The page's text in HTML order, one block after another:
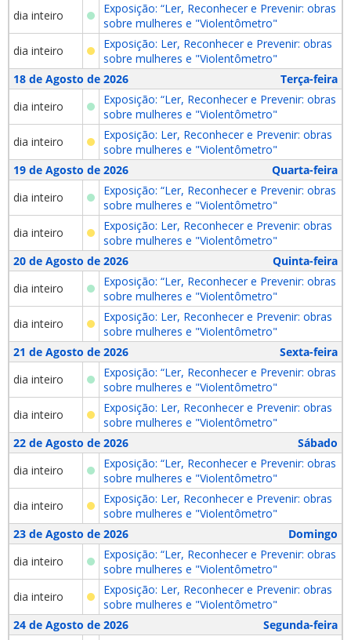
dia inteiro
Exposição: “Ler, Reconhecer e Prevenir: obras
sobre mulheres e "Violentômetro"
dia inteiro
Exposição: Ler, Reconhecer e Prevenir: obras
sobre mulheres e "Violentômetro"
18 de Agosto de 2026
Terça-feira
dia inteiro
Exposição: “Ler, Reconhecer e Prevenir: obras
sobre mulheres e "Violentômetro"
dia inteiro
Exposição: Ler, Reconhecer e Prevenir: obras
sobre mulheres e "Violentômetro"
19 de Agosto de 2026
Quarta-feira
dia inteiro
Exposição: “Ler, Reconhecer e Prevenir: obras
sobre mulheres e "Violentômetro"
dia inteiro
Exposição: Ler, Reconhecer e Prevenir: obras
sobre mulheres e "Violentômetro"
20 de Agosto de 2026
Quinta-feira
dia inteiro
Exposição: “Ler, Reconhecer e Prevenir: obras
sobre mulheres e "Violentômetro"
dia inteiro
Exposição: Ler, Reconhecer e Prevenir: obras
sobre mulheres e "Violentômetro"
21 de Agosto de 2026
Sexta-feira
dia inteiro
Exposição: “Ler, Reconhecer e Prevenir: obras
sobre mulheres e "Violentômetro"
dia inteiro
Exposição: Ler, Reconhecer e Prevenir: obras
sobre mulheres e "Violentômetro"
22 de Agosto de 2026
Sábado
dia inteiro
Exposição: “Ler, Reconhecer e Prevenir: obras
sobre mulheres e "Violentômetro"
dia inteiro
Exposição: Ler, Reconhecer e Prevenir: obras
sobre mulheres e "Violentômetro"
23 de Agosto de 2026
Domingo
dia inteiro
Exposição: “Ler, Reconhecer e Prevenir: obras
sobre mulheres e "Violentômetro"
dia inteiro
Exposição: Ler, Reconhecer e Prevenir: obras
sobre mulheres e "Violentômetro"
24 de Agosto de 2026
Segunda-feira